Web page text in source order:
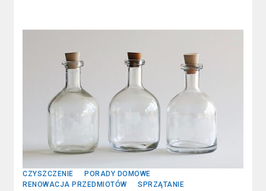
CZYSZCZENIE
PORADY DOMOWE
RENOWACJA PRZEDMIOTÓW
SPRZĄTANIE